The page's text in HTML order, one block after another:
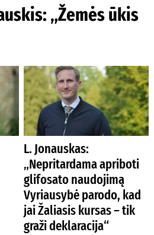
„Žemės ūkis
L. Jonauskas:
„Nepritardama apriboti
glifosato naudojimą
Vyriausybė parodo, kad
jai Žaliasis kursas – tik
graži deklaracija“